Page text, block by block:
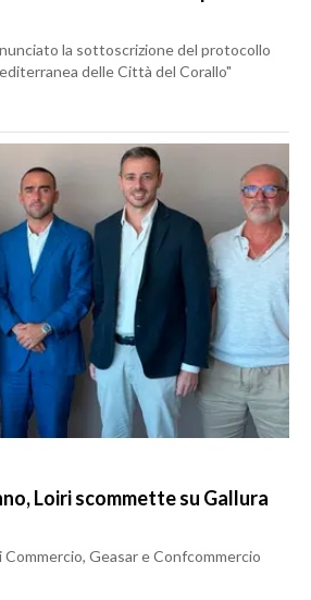
la sottoscrizione del protocollo
delle Città del Corallo"
Loiri scommette su Gallura
Geasar e Confcommercio